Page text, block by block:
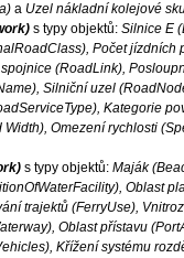
a Uzel nákladní kolejové
s typy objektů: Silnice E
Počet jízdních
(RoadLink),
Silniční uzel
Kategorie
Omezení rychlosti
s typy objektů: Maják
Oblast
trajektů (FerryUse),
Oblast přístavu
Křížení systému